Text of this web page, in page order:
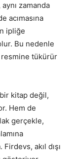
zamanda
acımasına
ipliğe
Bu nedenle
tükürür
bir kitap değil,
Hem de
gerçekle,
akıl dışı